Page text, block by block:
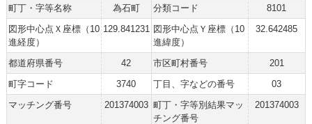
町丁・字等名称
為石町 分類コード
8101
図形中心点Ｘ座標（10
進経度）
129.841231 図形中心点Ｙ座標（10
進緯度）
32.642485
都道府県番号 42 市区町村番号
201
町字コード
3740 丁目、字などの番号
03
マッチング番号
201374003 町丁・字等別結果マッ
チング番号
201374003